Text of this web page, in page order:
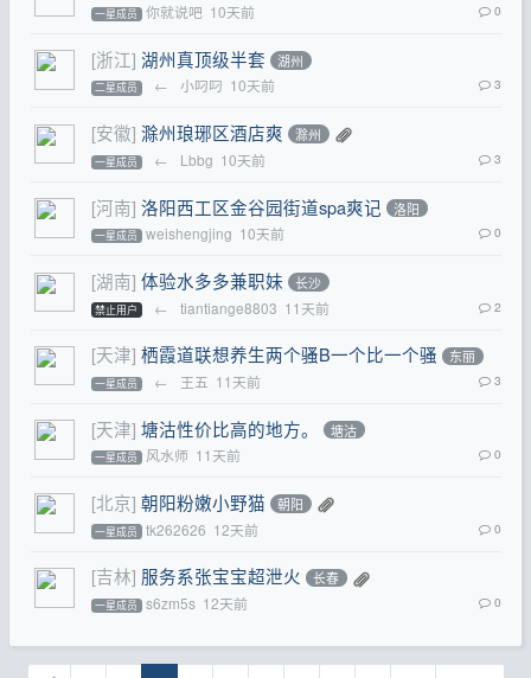
一星成员 你就说吧 10天前 0
[浙江] 湖州真顶级半套 湖州
二星成员 ← 小叼叼 10天前 3
[安徽] 滁州琅琊区酒店爽 滁州
一星成员 ← Lbbg 10天前 3
[河南] 洛阳西工区金谷园街道spa爽记 洛阳
一星成员 weishengjing 10天前 0
[湖南] 体验水多多兼职妹 长沙
禁止用户 ← tiantiange8803 11天前 2
[天津] 栖霞道联想养生两个骚B一个比一个骚 东丽
一星成员 ← 王五 11天前 3
[天津] 塘沽性价比高的地方。 塘沽
一星成员 风水师 11天前 0
[北京] 朝阳粉嫩小野猫 朝阳
一星成员 tk262626 12天前 0
[吉林] 服务系张宝宝超泄火 长春
一星成员 s6zm5s 12天前 0